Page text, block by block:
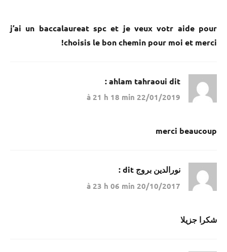
j’ai un baccalaureat spc et je veux votr aide pour
choisis le bon chemin pour moi et merci!
ahlam tahraoui dit :
22/01/2019 à 21 h 18 min
merci beaucoup
نورالدين بروج dit :
20/10/2017 à 23 h 06 min
شكرا جزيلا